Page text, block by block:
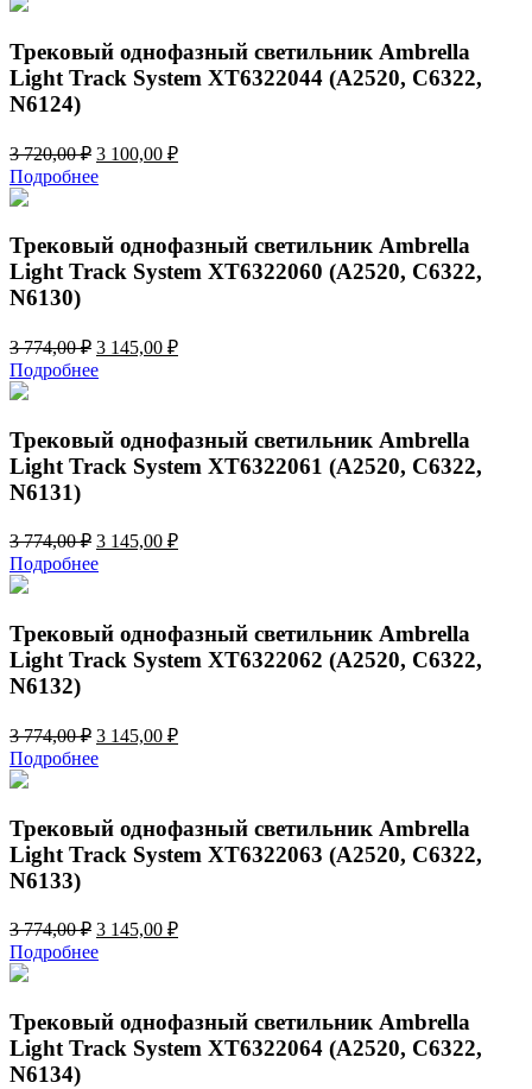
720,00 ₽.
Трековый однофазный светильник Ambrella
Light Track System XT6322044 (A2520, C6322,
N6124)
3 720,00₽ Первоначальная
цена
составляла
720,00 ₽.
3 100,00 ₽Текущая
Подробнее
Трековый однофазный светильник Ambrella
Light Track System XT6322060 (A2520, C6322,
N6130)
3 774,00₽ Первоначальная
цена
составляла
774,00 ₽.
3 145,00 ₽Текущая
Подробнее
Трековый однофазный светильник Ambrella
Light Track System XT6322061 (A2520, C6322,
N6131)
3 774,00₽ Первоначальная
цена
составляла
774,00 ₽.
3 145,00 ₽Текущая
Подробнее
Трековый однофазный светильник Ambrella
Light Track System XT6322062 (A2520, C6322,
N6132)
3 774,00₽ Первоначальная
цена
составляла
774,00 ₽.
3 145,00 ₽Текущая
Подробнее
Трековый однофазный светильник Ambrella
Light Track System XT6322063 (A2520, C6322,
N6133)
3 774,00₽ Первоначальная
цена
составляла
774,00 ₽.
3 145,00 ₽Текущая
Подробнее
Трековый однофазный светильник Ambrella
Light Track System XT6322064 (A2520, C6322,
N6134)